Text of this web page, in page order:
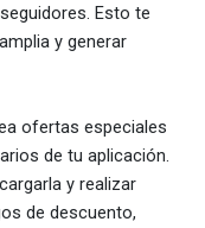
Esto te
y generar
ofertas especiales
de tu aplicación.
y realizar
de descuento,